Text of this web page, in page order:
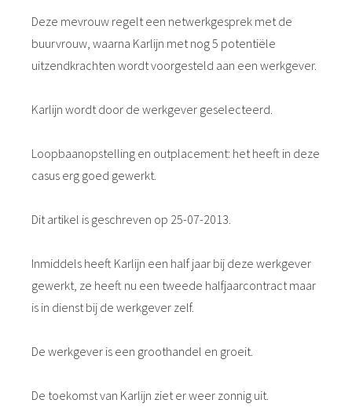
Deze mevrouw regelt een netwerkgesprek met de
buurvrouw, waarna Karlijn met nog 5 potentiële
uitzendkrachten wordt voorgesteld aan een werkgever.
Karlijn wordt door de werkgever geselecteerd.
Loopbaanopstelling en outplacement: het heeft in deze
casus erg goed gewerkt.
Dit artikel is geschreven op 25-07-2013.
Inmiddels heeft Karlijn een half jaar bij deze werkgever
gewerkt, ze heeft nu een tweede halfjaarcontract maar
is in dienst bij de werkgever zelf.
De werkgever is een groothandel en groeit.
De toekomst van Karlijn ziet er weer zonnig uit.